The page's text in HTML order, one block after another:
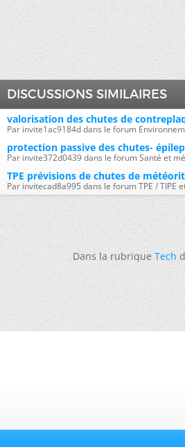
DISCUSSIONS SIMILAIRES
valorisation des chutes de
Par invite1ac9184d dans le forum
protection passive des chutes-
Par invite372d0439 dans le forum Santé et
TPE prévisions de chutes de
Par invitecad8a995 dans le forum TPE / TIPE
Dans la rubriqueTech